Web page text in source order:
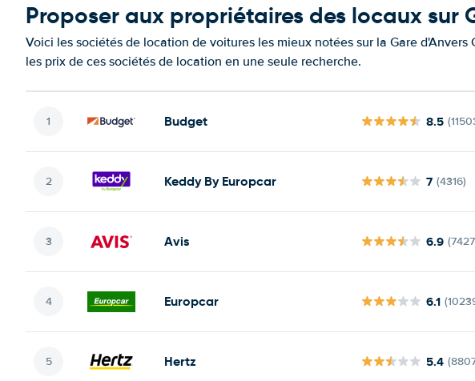
Proposer aux propriétaires des locaux sur
Voici les sociétés de location de voitures les mieux notées sur la Gare d'Anvers
les prix de ces sociétés de location en une seule recherche.
Budget 8.5
Keddy By Europcar 7 (4316)
Avis 6.9
Europcar 6.1
Hertz 5.4